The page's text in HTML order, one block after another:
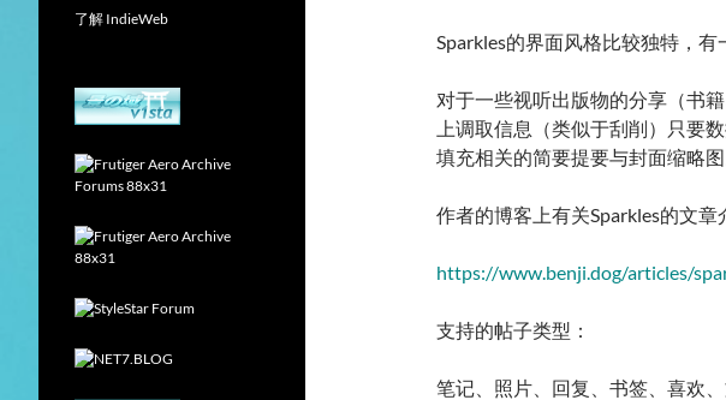
Sparkles的界面风格比较独特，有
对于一些视听出版物的分享（书
上调取信息（类似于刮削）只要
填充相关的简要提要与封面缩略图
作者的博客上有关Sparkles的文章
https://www.benji.dog/articles/
支持的帖子类型：
笔记、照片、回复、书签、喜欢
了解 IndieWeb